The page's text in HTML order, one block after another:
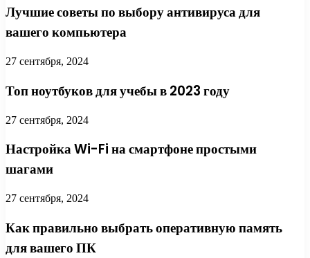
Лучшие советы по выбору антивируса для
вашего компьютера
27 сентября, 2024
Топ ноутбуков для учебы в 2023 году
27 сентября, 2024
Настройка Wi-Fi на смартфоне простыми
шагами
27 сентября, 2024
Как правильно выбрать оперативную память
для вашего ПК